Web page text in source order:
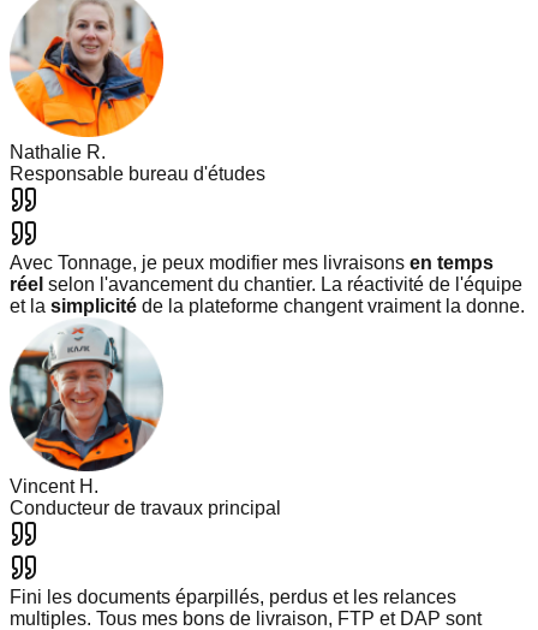
Nathalie R.
Responsable bureau d'études
Avec Tonnage, je peux modifier mes livraisons en temps
réel selon l'avancement du chantier. La réactivité de l'équipe
et la simplicité de la plateforme changent vraiment la donne.
Vincent H.
Conducteur de travaux principal
Fini les documents éparpillés, perdus et les relances
multiples. Tous mes bons de livraison, FTP et DAP sont